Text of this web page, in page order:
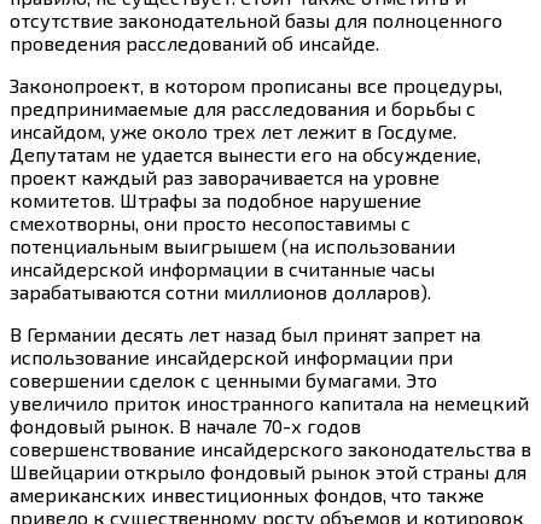
отсутствие законодательной базы для полноценного
проведения расследований об инсайде.
Законопроект, в котором прописаны все процедуры,
предпринимаемые для расследования и борьбы с
инсайдом, уже около трех лет лежит в Госдуме.
Депутатам не удается вынести его на обсуждение,
проект каждый раз заворачивается на уровне
комитетов. Штрафы за подобное нарушение
смехотворны, они просто несопоставимы с
потенциальным выигрышем (на использовании
инсайдерской информации в считанные часы
зарабатываются сотни миллионов долларов).
В Германии десять лет назад был принят запрет на
использование инсайдерской информации при
совершении сделок с ценными бумагами. Это
увеличило приток иностранного капитала на немецкий
фондовый рынок. В начале 70-х годов
совершенствование инсайдерского законодательства в
Швейцарии открыло фондовый рынок этой страны для
американских инвестиционных фондов, что также
привело к существенному росту объемов и котировок